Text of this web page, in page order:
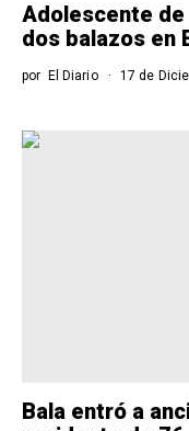
Adolescente
dos balazos en
por El Diario 17 de
Bala entró a